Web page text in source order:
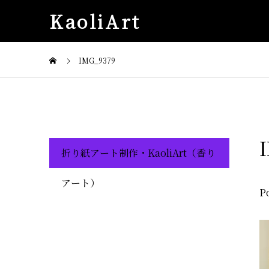
KaoliArt
IMG_9379
折り紙アート制作・KaoliArt（香り
アート）